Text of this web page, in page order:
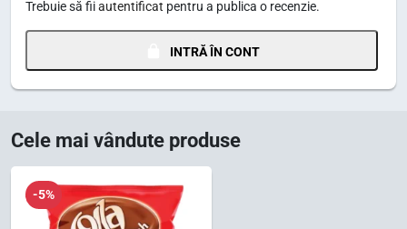
Trebuie să fiiautentificat pentru a publica o recenzie.
INTRĂ ÎN CONT
Cele mai vândute produse
-5%